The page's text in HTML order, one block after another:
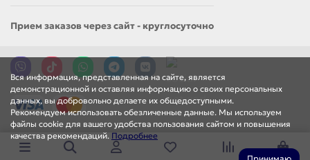
Вся информация, представленная на сайте, является
демонстрационной и оставляя информацию о своих персональных
данных, вы добровольно делаете их общедоступными.
Рекомендуем использовать обезличенные данные. Мы используем
файлы cookie для вашего удобства пользования сайтом и повышения
качества рекомендаций. Подробнее
Прием заказов через сайт - круглосуточно